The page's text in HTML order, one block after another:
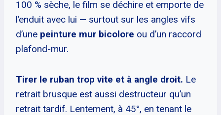
100 % sèche, le film se déchire et emporte de
l’enduit avec lui — surtout sur les angles vifs
d’une peinture mur bicolore ou d’un raccord
plafond-mur.
Tirer le ruban trop vite et à angle droit. Le
retrait brusque est aussi destructeur qu’un
retrait tardif. Lentement, à 45°, en tenant le